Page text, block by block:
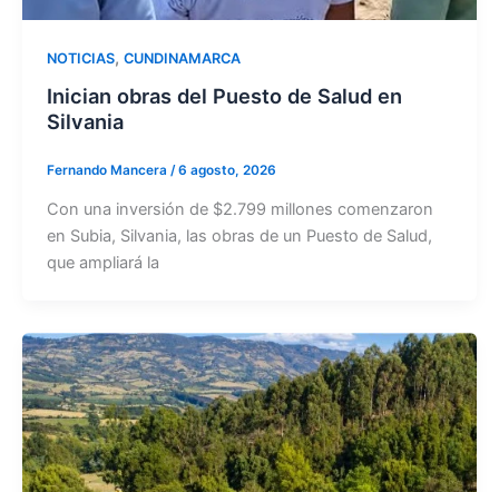
NOTICIAS, CUNDINAMARCA
Inician obras del Puesto de Salud en
Silvania
Fernando Mancera /6 agosto, 2026
Con una inversión de $2.799 millones comenzaron
en Subia, Silvania, las obras de un Puesto de Salud,
que ampliará la